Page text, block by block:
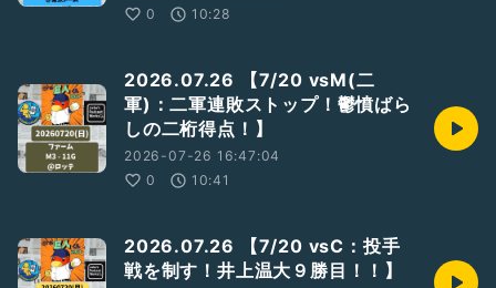
0
10:28
2026.07.26 【7/20 vsM(二
軍)：二軍連敗ストップ！鬱憤ばら
しの二桁得点！】
2026-07-26 16:47:04
0
10:41
2026.07.26 【7/20 vsC：投手
戦を制す！井上温大９勝目！！】